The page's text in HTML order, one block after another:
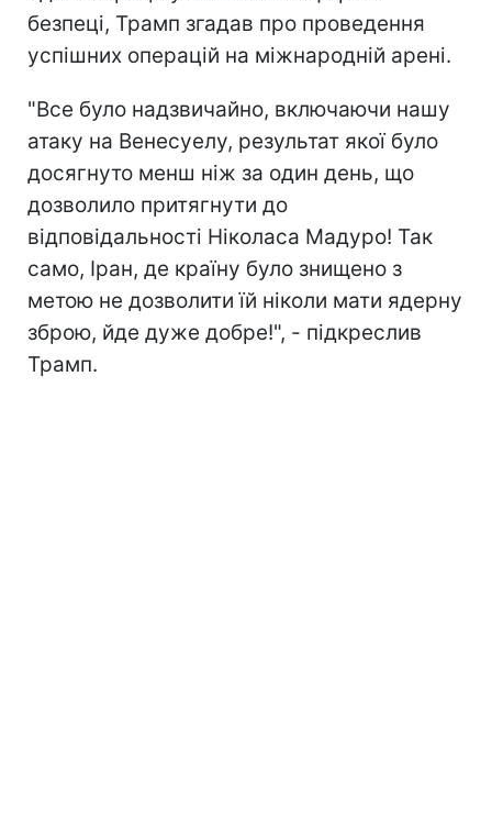
безпеці, Трамп згадав про проведення
успішних операцій на міжнародній арені.
"Все було надзвичайно, включаючи нашу
атаку на Венесуелу, результат якої було
досягнуто менш ніж за один день, що
дозволило притягнути до
відповідальності Ніколаса Мадуро! Так
само, Іран, де країну було знищено з
метою не дозволити їй ніколи мати ядерну
зброю, йде дуже добре!", - підкреслив
Трамп.